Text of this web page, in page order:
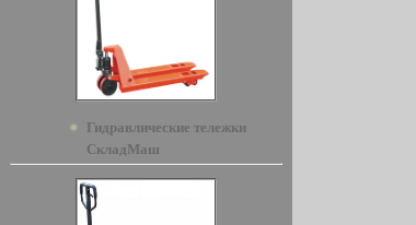
Гидравлические тележки
СкладМаш